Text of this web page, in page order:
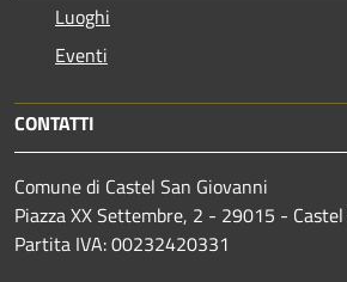
Luoghi
Eventi
CONTATTI
Comune di Castel San Giovanni
Piazza XX Settembre, 2 - 29015 -
Partita IVA: 00232420331